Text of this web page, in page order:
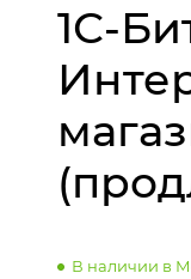
1С-
В наличии в